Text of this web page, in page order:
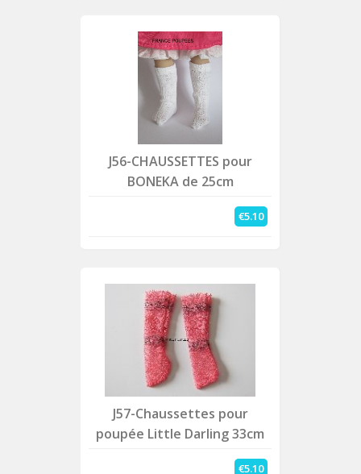
J56-CHAUSSETTES pour
BONEKA de 25cm
€5.10
J57-Chaussettes pour
poupée Little Darling 33cm
€5.10